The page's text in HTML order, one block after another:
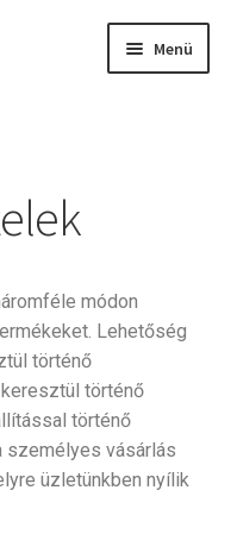
Menü
módon
Lehetőség
történő
történő
történő
személyes vásárlás
üzletünkben nyílik